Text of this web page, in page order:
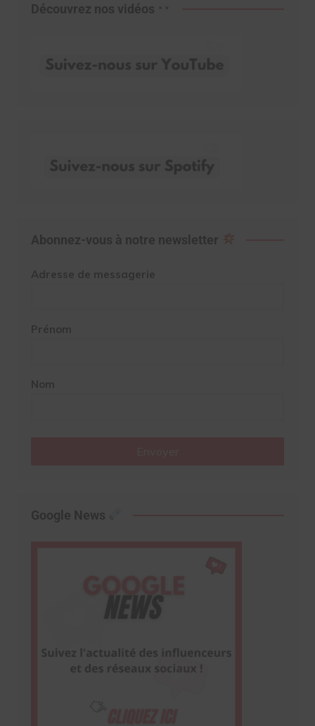
Découvrez nos vidéos
Abonnez-vous à notre newsletter
Adresse de messagerie
Prénom
Nom
Google News